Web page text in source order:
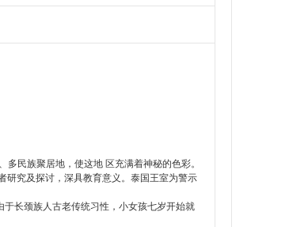
民族聚居地，使这地 区充满着神秘的色彩。
研究及探讨，深具教育意义。泰国王室为警示
长颈族人古老传统习性，小女孩七岁开始就